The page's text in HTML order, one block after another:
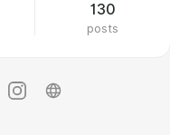
130
posts